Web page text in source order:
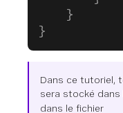
    }
}
Dans ce tutoriel,
sera stocké dans
dans le fichier